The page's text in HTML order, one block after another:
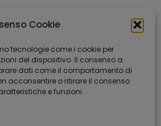
Cookie
tecnologie come i cookie per
del dispositivo. Il consenso a
dati come il comportamento di
acconsentire o ritirare il consenso
e funzioni.